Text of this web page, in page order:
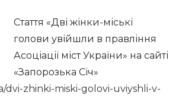
Стаття «Дві жінки-міські
голови увійшли в правління
Асоціації міст України» на сайті
«Запорозька Січ»
dvi-zhinki-miski-golovi-uviyshli-v-